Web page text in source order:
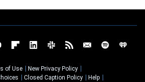
of Use
New Privacy Policy
Closed Caption Policy
Help